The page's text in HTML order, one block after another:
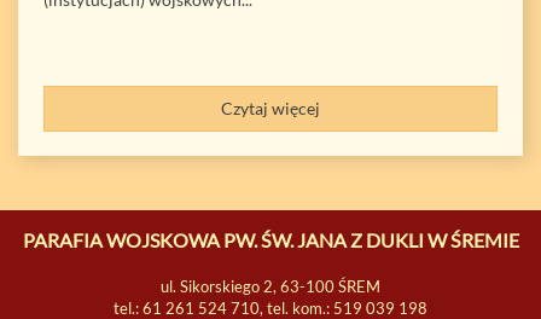
Czytaj więcej
PARAFIA WOJSKOWA PW. ŚW. JANA Z DUKLI W ŚREMIE
ul. Sikorskiego 2, 63-100 ŚREM
tel.: 61 261 524 710, tel. kom.: 519 039 198